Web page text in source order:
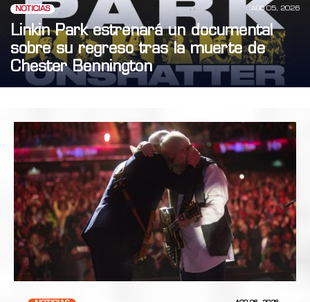
NOTICIAS AGO 05, 2026
Linkin Park estrenará un documental
sobre su regreso tras la muerte de
Chester Bennington